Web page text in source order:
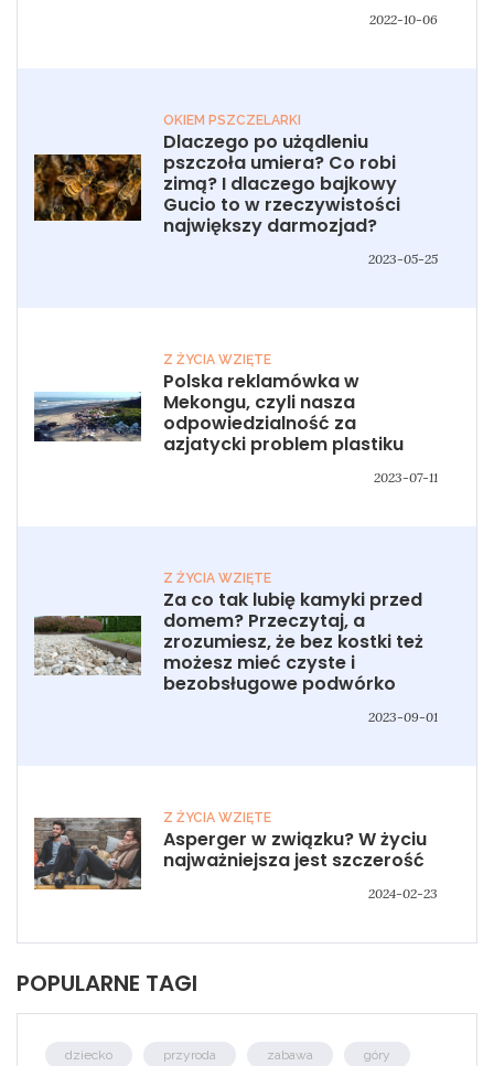
2022-10-06
OKIEM PSZCZELARKI
Dlaczego po użądleniu
pszczoła umiera? Co robi
zimą? I dlaczego bajkowy
Gucio to w rzeczywistości
największy darmozjad?
2023-05-25
Z ŻYCIA WZIĘTE
Polska reklamówka w
Mekongu, czyli nasza
odpowiedzialność za
azjatycki problem plastiku
2023-07-11
Z ŻYCIA WZIĘTE
Za co tak lubię kamyki przed
domem? Przeczytaj, a
zrozumiesz, że bez kostki też
możesz mieć czyste i
bezobsługowe podwórko
2023-09-01
Z ŻYCIA WZIĘTE
Asperger w związku? W życiu
najważniejsza jest szczerość
2024-02-23
POPULARNE TAGI
dziecko przyroda zabawa góry